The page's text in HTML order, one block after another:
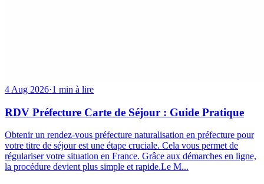
4 Aug 2026·1 min à lire
RDV Préfecture Carte de Séjour : Guide Pratique
Obtenir un rendez-vous préfecture naturalisation en préfecture pour
votre titre de séjour est une étape cruciale. Cela vous permet de
régulariser votre situation en France. Grâce aux démarches en ligne,
la procédure devient plus simple et rapide.Le M...